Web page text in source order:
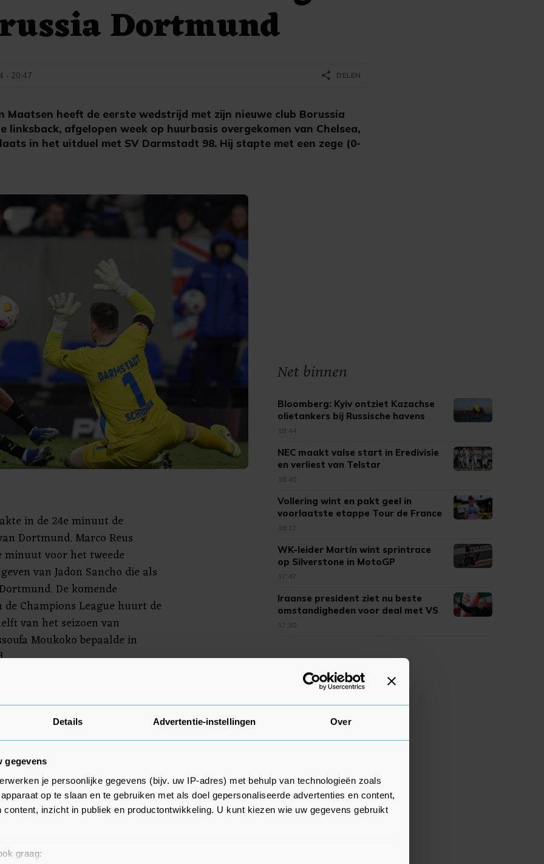
Details Advertentie-instellingen Over
gegevens
je persoonlijke gegevens (bijv. uw IP-adres) met behulp van technologieën zoals
op te slaan en te gebruiken met als doel gepersonaliseerde advertenties en content,
content, inzicht in publiek en productontwikkeling. U kunt kiezen wie uw gegevens gebruikt
graag:
Dortmund
Maatsen heeft de eerste wedstrijd met zijn nieuwe club Borussia
linksback, afgelopen week op huurbasis overgekomen van Chelsea,
in het uitduel met SV Darmstadt 98. Hij stapte met een zege (0-
- 20:47 share DELEN
in de 24e minuut de
Dortmund. Marco Reus
minuut voor het tweede
van Jadon Sancho die als
De komende
Champions League huurt de
van het seizoen van
Moukoko bepaalde in
bij de winnende ploeg
Maatsen speelde wel de
staat vijfde in de
van 15 punten op
Net binnen
Bloomberg: Kyiv ontziet Kazachse
olietankers bij Russische havens
18:44
NEC maakt valse start in Eredivisie
en verliest van Telstar
18:40
Vollering wint en pakt geel in
voorlaatste etappe Tour de France
18:12
WK-leider Martín wint sprintrace
op Silverstone in MotoGP
17:47
Iraanse president ziet nu beste
omstandigheden voor deal met VS
17:30